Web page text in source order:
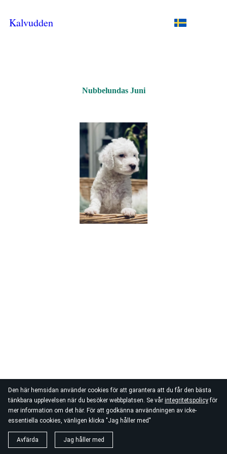
Den här hemsidan använder cookies för att garantera att du får den bästa
tänkbara upplevelsen när du besöker webbplatsen. Se vår integritetspolicyför
mer information om det här. För att godkänna användningen av icke-
essentiella cookies, vänligen klicka "Jag håller med"
Avfärda Jag håller med
Kalvudden
Nubbelundas Juni